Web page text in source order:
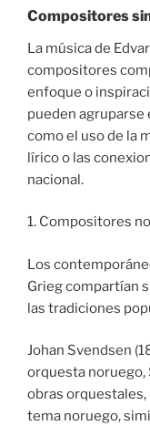
Compositores
La música de
compositores
enfoque o
pueden agruparse
como el uso de la
lírico o las
nacional.
1. Compositores
Los
Grieg compartían
las tradiciones
Johan Svendsen
orquesta
obras orquestales,
tema noruego,